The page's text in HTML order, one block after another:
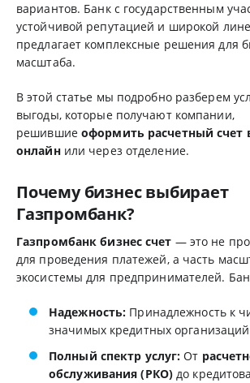
вариантов. Банк с государственным
устойчивой репутацией и широкой
предлагает комплексные решения для
масштаба.
В этой статье мы подробно разберем
выгоды, которые получают компании,
решившиеоформить расчетный счет
онлайнили через отделение.
Почему бизнес выбирает
Газпромбанк?
Газпромбанк бизнес счет — это не
для проведения платежей, а часть
экосистемы для предпринимателей.
Надежность: Принадлежность к
значимых кредитных
Полный спектр услуг: От
обслуживания (РКО) до